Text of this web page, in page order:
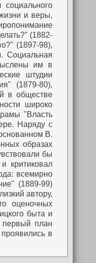
и веры,
(1882-
(1897-98),
Социальная
им в
штудии
(1879-80),
в обществе
широко
"Власть
Наряду с
В.
образах
бы
критиковал
всемирно
(1889-99)
автору,
оценочных
быта и
первый план
в